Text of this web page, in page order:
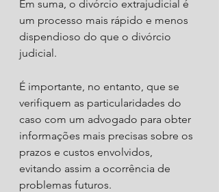
Em suma, o divórcio extrajudicial é
um processo mais rápido e menos
dispendioso do que o divórcio
judicial.
É importante, no entanto, que se
verifiquem as particularidades do
caso com um advogado para obter
informações mais precisas sobre os
prazos e custos envolvidos,
evitando assim a ocorrência de
problemas futuros.